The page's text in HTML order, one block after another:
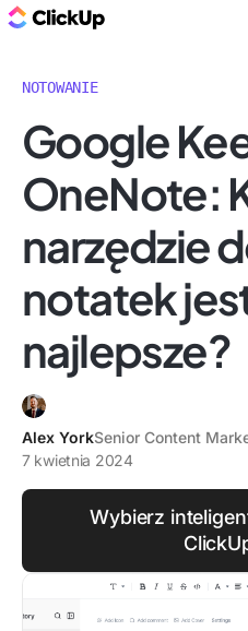
NOTOWANIE
Google
OneNote:
narzędzie
notatek
najlepsze?
Alex YorkSenior Content
7 kwietnia 2024
Wybierz